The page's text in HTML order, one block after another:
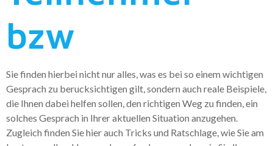
bzw
Sie finden hierbei nicht nur alles, was es bei so einem wichtigen
Gesprach zu berucksichtigen gilt, sondern auch reale Beispiele,
die Ihnen dabei helfen sollen, den richtigen Weg zu finden, ein
solches Gesprach in Ihrer aktuellen Situation anzugehen.
Zugleich finden Sie hier auch Tricks und Ratschlage, wie Sie am